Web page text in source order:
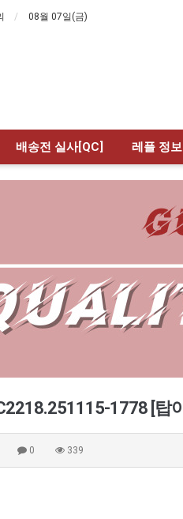
08월 07일(금)
배송전 실사[QC] 레플 정보
1778 [탑
0 339